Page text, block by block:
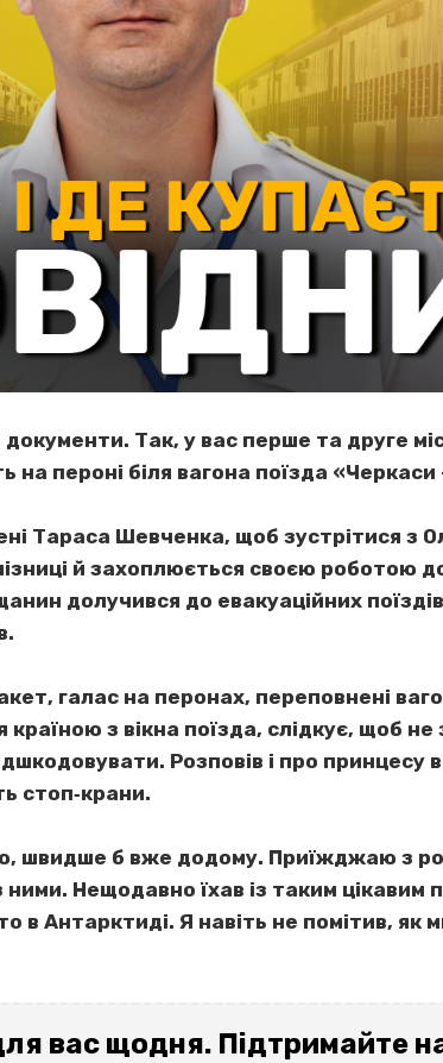
Так, у вас перше та друге
пероні біля вагона поїзда «Черкаси
Тараса Шевченка, щоб зустрітися з
й захоплюється своєю роботою
долучився до евакуаційних поїздів,
галас на перонах, переповнені
з вікна поїзда, слідкує, щоб не
Розповів і про принцесу
стоп‐крани.
швидше б вже додому. Приїжджаю з
Нещодавно їхав із таким цікавим
в Антарктиді. Я навіть не помітив, як
вас щодня. Підтримайте